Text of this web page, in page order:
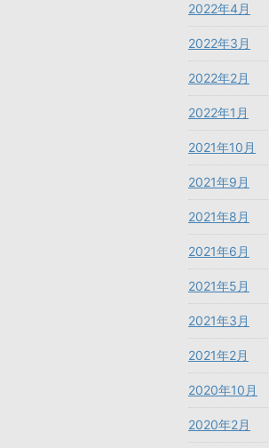
2022年4月
2022年3月
2022年2月
2022年1月
2021年10月
2021年9月
2021年8月
2021年6月
2021年5月
2021年3月
2021年2月
2020年10月
2020年2月